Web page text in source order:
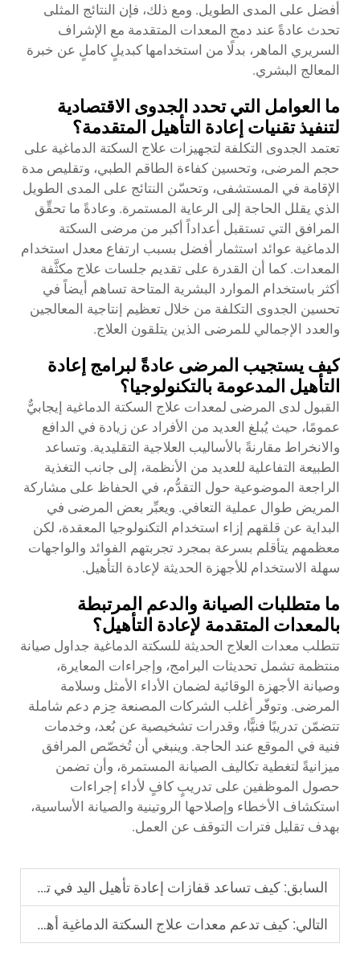
أفضل على المدى الطويل. ومع ذلك، فإن النتائج المثلى
تحدث عادةً عند دمج المعدات المتقدمة مع الإشراف
السريري الماهر، بدلًا من استخدامها كبديلٍ كاملٍ عن خبرة
المعالج البشري.
ما العوامل التي تحدد الجدوى الاقتصادية
لتنفيذ تقنيات إعادة التأهيل المتقدمة؟
تعتمد الجدوى التكلفة لتجهيزات علاج السكتة الدماغية على
حجم المرضى، وتحسين كفاءة الطاقم الطبي، وتقليص مدة
الإقامة في المستشفى، وتحسّن النتائج على المدى الطويل
الذي يقلل الحاجة إلى الرعاية المستمرة. وعادةً ما تحقِّق
المرافق التي تستقبل أعداداً أكبر من مرضى السكتة
الدماغية عوائد استثمار أفضل بسبب ارتفاع معدل استخدام
المعدات. كما أن القدرة على تقديم جلسات علاج مكثَّفة
أكثر باستخدام الموارد البشرية المتاحة تساهم أيضاً في
تحسين الجدوى التكلفة من خلال تعظيم إنتاجية المعالجين
والعدد الإجمالي للمرضى الذين يتلقون العلاج.
كيف يستجيب المرضى عادةً لبرامج إعادة
التأهيل المدعومة بالتكنولوجيا؟
القبول لدى المرضى لمعدات علاج السكتة الدماغية إيجابيٌّ
عمومًا، حيث يُبلغ العديد من الأفراد عن زيادة في الدافع
والانخراط مقارنةً بالأساليب العلاجية التقليدية. وتساعد
الطبيعة التفاعلية للعديد من الأنظمة، إلى جانب التغذية
الراجعة الموضوعية حول التقدُّم، في الحفاظ على مشاركة
المريض طوال عملية التعافي. ويعبِّر بعض المرضى في
البداية عن قلقهم إزاء استخدام التكنولوجيا المعقدة، لكن
معظمهم يتأقلم بسرعة بمجرد تجربتهم الفوائد والواجهات
سهلة الاستخدام للأجهزة الحديثة لإعادة التأهيل.
ما متطلبات الصيانة والدعم المرتبطة
بالمعدات المتقدمة لإعادة التأهيل؟
تتطلب معدات العلاج الحديثة للسكتة الدماغية جداول صيانة
منتظمة تشمل تحديثات البرامج، وإجراءات المعايرة،
وصيانة الأجهزة الوقائية لضمان الأداء الأمثل وسلامة
المرضى. وتوفّر أغلب الشركات المصنعة حِزم دعم شاملة
تتضمّن تدريبًا فنيًّا، وقدرات تشخيصية عن بُعد، وخدمات
فنية في الموقع عند الحاجة. وينبغي أن تُخصّص المرافق
ميزانيةً لتغطية تكاليف الصيانة المستمرة، وأن تضمن
حصول الموظفين على تدريبٍ كافٍ لأداء إجراءات
استكشاف الأخطاء وإصلاحها الروتينية والصيانة الأساسية،
بهدف تقليل فترات التوقف عن العمل.
السابق: كيف تساعد قفازات إعادة تأهيل اليد في تقوية عضلات اليد؟
التالي: كيف تدعم معدات علاج السكتة الدماغية أهداف التعافي على المدى الطويل؟